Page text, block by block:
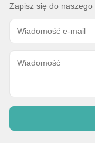
Zapisz się do